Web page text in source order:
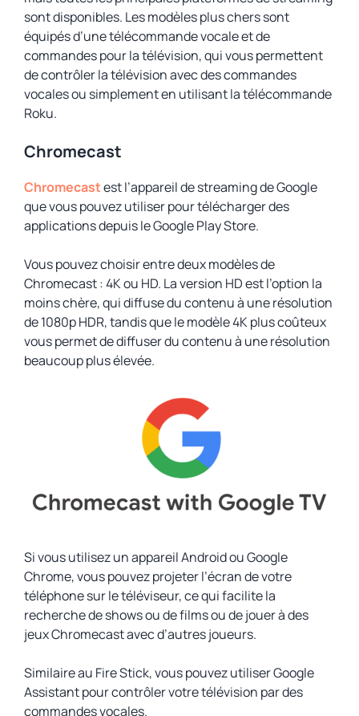
sont disponibles. Les modèles plus chers sont
équipés d’une télécommande vocale et de
commandes pour la télévision, qui vous permettent
de contrôler la télévision avec des commandes
vocales ou simplement en utilisant la télécommande
Roku.
Chromecast
Chromecastest l’appareil de streaming de Google
que vous pouvez utiliser pour télécharger des
applications depuis le Google Play Store.
Vous pouvez choisir entre deux modèles de
Chromecast : 4K ou HD. La version HD est l’option la
moins chère, qui diffuse du contenu à une résolution
de 1080p HDR, tandis que le modèle 4K plus coûteux
vous permet de diffuser du contenu à une résolution
beaucoup plus élevée.
Si vous utilisez un appareil Android ou Google
Chrome, vous pouvez projeter l’écran de votre
téléphone sur le téléviseur, ce qui facilite la
recherche de shows ou de films ou de jouer à des
jeux Chromecast avec d’autres joueurs.
Similaire au Fire Stick, vous pouvez utiliser Google
Assistant pour contrôler votre télévision par des
commandes vocales.